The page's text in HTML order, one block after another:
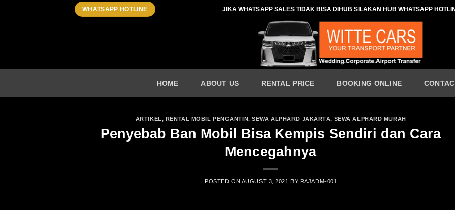
WHATSAPP HOTLINE JIKA WHATSAPP SALES TIDAK BISA DIHUB SILAKAN HUB WHATSAPP
HOME ABOUT US RENTAL PRICE BOOKING ONLINE
ARTIKEL, RENTAL MOBIL PENGANTIN,SEWA ALPHARD JAKARTA, SEWA ALPHARD MURAH
Penyebab Ban Mobil Bisa Kempis Sendiri dan Cara
Mencegahnya
POSTED ON AUGUST 3, 2021 BY RAJADM-001